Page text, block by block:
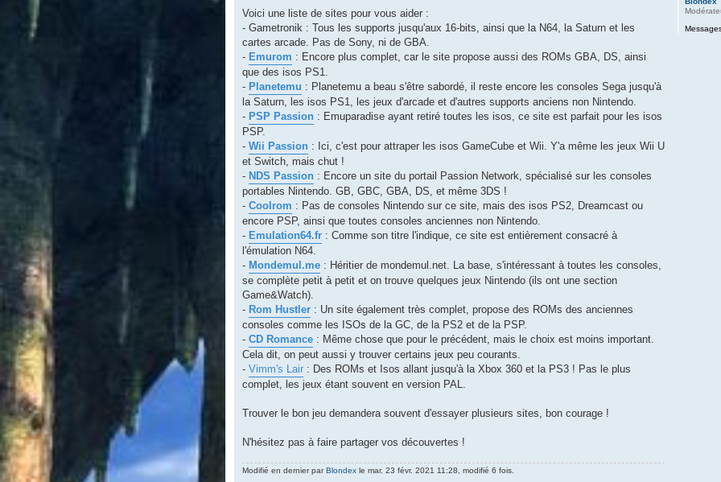
Voici une liste de sites pour vous aider :
- Gametronik : Tous les supports jusqu'aux 16-bits, ainsi que la N64, la Saturn et les
cartes arcade. Pas de Sony, ni de GBA.
- Emurom : Encore plus complet, car le site propose aussi des ROMs GBA, DS, ainsi
que des isos PS1.
- Planetemu : Planetemu a beau s'être sabordé, il reste encore les consoles Sega jusqu'à
la Saturn, les isos PS1, les jeux d'arcade et d'autres supports anciens non Nintendo.
- PSP Passion : Emuparadise ayant retiré toutes les isos, ce site est parfait pour les isos
PSP.
- Wii Passion : Ici, c'est pour attraper les isos GameCube et Wii. Y'a même les jeux Wii U
et Switch, mais chut !
- NDS Passion : Encore un site du portail Passion Network, spécialisé sur les consoles
portables Nintendo. GB, GBC, GBA, DS, et même 3DS !
- Coolrom : Pas de consoles Nintendo sur ce site, mais des isos PS2, Dreamcast ou
encore PSP, ainsi que toutes consoles anciennes non Nintendo.
- Emulation64.fr : Comme son titre l'indique, ce site est entièrement consacré à
l'émulation N64.
- Mondemul.me : Héritier de mondemul.net. La base, s'intéressant à toutes les consoles,
se complète petit à petit et on trouve quelques jeux Nintendo (ils ont une section
Game&Watch).
- Rom Hustler : Un site également très complet, propose des ROMs des anciennes
consoles comme les ISOs de la GC, de la PS2 et de la PSP.
- CD Romance : Même chose que pour le précédent, mais le choix est moins important.
Cela dit, on peut aussi y trouver certains jeux peu courants.
- Vimm's Lair : Des ROMs et Isos allant jusqu'à la Xbox 360 et la PS3 ! Pas le plus
complet, les jeux étant souvent en version PAL.
Trouver le bon jeu demandera souvent d'essayer plusieurs sites, bon courage !
N'hésitez pas à faire partager vos découvertes !
Modifié en dernier parBlondex le mar. 23 févr. 2021 11:28, modifié 6 fois.